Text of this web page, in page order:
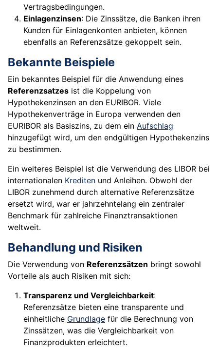
Vertragsbedingungen.
Einlagenzinsen: Die Zinssätze, die Banken ihren
Kunden für Einlagenkonten anbieten, können
ebenfalls an Referenzsätze gekoppelt sein.
Bekannte Beispiele
Ein bekanntes Beispiel für die Anwendung eines
Referenzsatzes ist die Koppelung von
Hypothekenzinsen an den EURIBOR. Viele
Hypothekenverträge in Europa verwenden den
EURIBOR als Basiszins, zu dem ein Aufschlag
hinzugefügt wird, um den endgültigen Hypothekenzins
zu bestimmen.
Ein weiteres Beispiel ist die Verwendung des LIBOR bei
internationalen Krediten und Anleihen. Obwohl der
LIBOR zunehmend durch alternative Referenzsätze
ersetzt wird, war er jahrzehntelang ein zentraler
Benchmark für zahlreiche Finanztransaktionen
weltweit.
Behandlung und Risiken
Die Verwendung von Referenzsätzen bringt sowohl
Vorteile als auch Risiken mit sich:
Transparenz und Vergleichbarkeit:
Referenzsätze bieten eine transparente und
einheitliche Grundlage für die Berechnung von
Zinssätzen, was die Vergleichbarkeit von
Finanzprodukten erleichtert.